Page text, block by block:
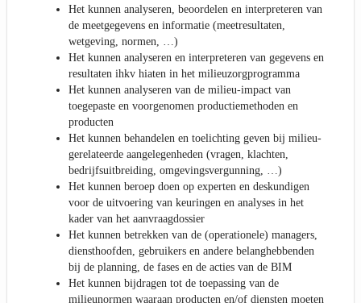
Het kunnen analyseren, beoordelen en interpreteren van
de meetgegevens en informatie (meetresultaten,
wetgeving, normen, …)
Het kunnen analyseren en interpreteren van gegevens en
resultaten ihkv hiaten in het milieuzorgprogramma
Het kunnen analyseren van de milieu-impact van
toegepaste en voorgenomen productiemethoden en
producten
Het kunnen behandelen en toelichting geven bij milieu-
gerelateerde aangelegenheden (vragen, klachten,
bedrijfsuitbreiding, omgevingsvergunning, …)
Het kunnen beroep doen op experten en deskundigen
voor de uitvoering van keuringen en analyses in het
kader van het aanvraagdossier
Het kunnen betrekken van de (operationele) managers,
diensthoofden, gebruikers en andere belanghebbenden
bij de planning, de fases en de acties van de BIM
Het kunnen bijdragen tot de toepassing van de
milieunormen waaraan producten en/of diensten moeten